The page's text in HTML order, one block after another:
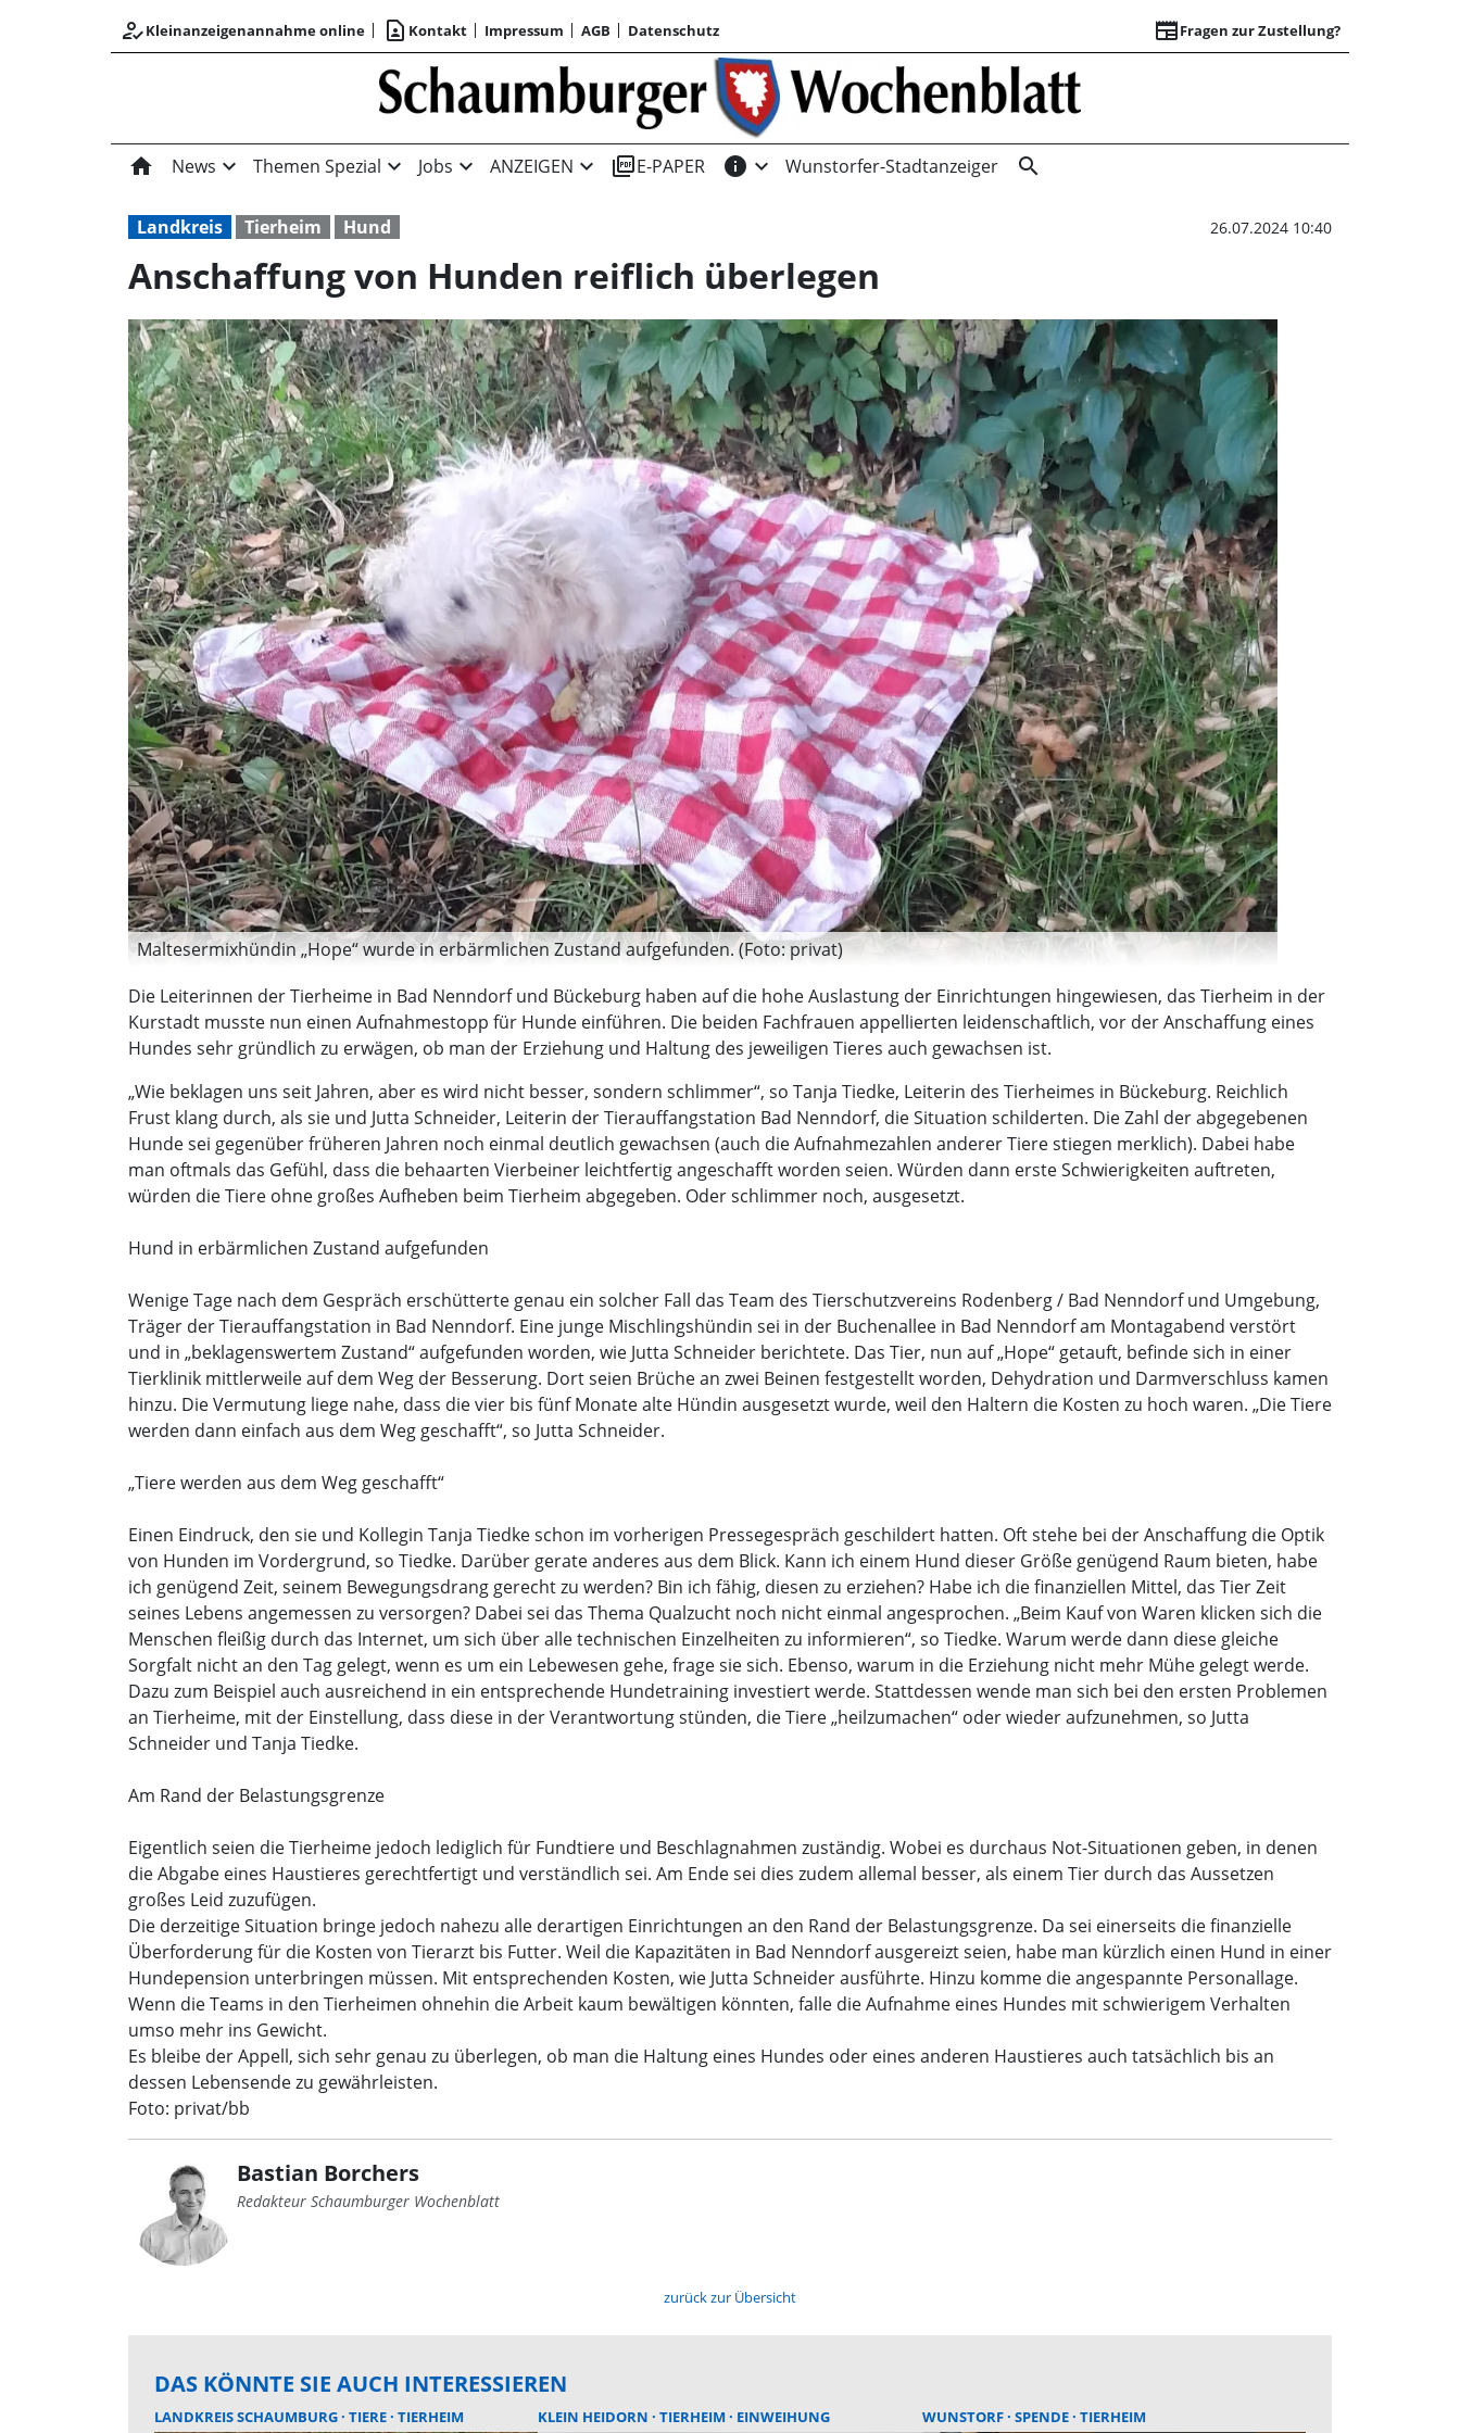
how_to_regKleinanzeigenannahme online contact_page Kontakt Impressum AGB Datenschutz newspaperFragen zur Zustellung?
Anschaffung von
home News expand_more Themen Spezial expand_more Jobs expand_more ANZEIGEN expand_more picture_as_pdfE-PAPER info expand_more Wunstorfer-Stadtanzeiger search
Landkreis Tierheim Hund 26.07.2024 10:40
Anschaffung von Hunden reiflich überlegen
Maltesermixhündin „Hope“ wurde in erbärmlichen Zustand aufgefunden. (Foto: privat)
Die Leiterinnen der Tierheime in Bad Nenndorf und Bückeburg haben auf die hohe Auslastung der Einrichtungen hingewiesen, das Tierheim in der
Kurstadt musste nun einen Aufnahmestopp für Hunde einführen. Die beiden Fachfrauen appellierten leidenschaftlich, vor der Anschaffung eines
Hundes sehr gründlich zu erwägen, ob man der Erziehung und Haltung des jeweiligen Tieres auch gewachsen ist.
„Wie beklagen uns seit Jahren, aber es wird nicht besser, sondern schlimmer“, so Tanja Tiedke, Leiterin des Tierheimes in Bückeburg. Reichlich
Frust klang durch, als sie und Jutta Schneider, Leiterin der Tierauffangstation Bad Nenndorf, die Situation schilderten. Die Zahl der abgegebenen
Hunde sei gegenüber früheren Jahren noch einmal deutlich gewachsen (auch die Aufnahmezahlen anderer Tiere stiegen merklich). Dabei habe
man oftmals das Gefühl, dass die behaarten Vierbeiner leichtfertig angeschafft worden seien. Würden dann erste Schwierigkeiten auftreten,
würden die Tiere ohne großes Aufheben beim Tierheim abgegeben. Oder schlimmer noch, ausgesetzt.
Hund in erbärmlichen Zustand aufgefunden
Wenige Tage nach dem Gespräch erschütterte genau ein solcher Fall das Team des Tierschutzvereins Rodenberg / Bad Nenndorf und Umgebung,
Träger der Tierauffangstation in Bad Nenndorf. Eine junge Mischlingshündin sei in der Buchenallee in Bad Nenndorf am Montagabend verstört
und in „beklagenswertem Zustand“ aufgefunden worden, wie Jutta Schneider berichtete. Das Tier, nun auf „Hope“ getauft, befinde sich in einer
Tierklinik mittlerweile auf dem Weg der Besserung. Dort seien Brüche an zwei Beinen festgestellt worden, Dehydration und Darmverschluss kamen
hinzu. Die Vermutung liege nahe, dass die vier bis fünf Monate alte Hündin ausgesetzt wurde, weil den Haltern die Kosten zu hoch waren. „Die Tiere
werden dann einfach aus dem Weg geschafft“, so Jutta Schneider.
„Tiere werden aus dem Weg geschafft“
Einen Eindruck, den sie und Kollegin Tanja Tiedke schon im vorherigen Pressegespräch geschildert hatten. Oft stehe bei der Anschaffung die Optik
von Hunden im Vordergrund, so Tiedke. Darüber gerate anderes aus dem Blick. Kann ich einem Hund dieser Größe genügend Raum bieten, habe
ich genügend Zeit, seinem Bewegungsdrang gerecht zu werden? Bin ich fähig, diesen zu erziehen? Habe ich die finanziellen Mittel, das Tier Zeit
seines Lebens angemessen zu versorgen? Dabei sei das Thema Qualzucht noch nicht einmal angesprochen. „Beim Kauf von Waren klicken sich die
Menschen fleißig durch das Internet, um sich über alle technischen Einzelheiten zu informieren“, so Tiedke. Warum werde dann diese gleiche
Sorgfalt nicht an den Tag gelegt, wenn es um ein Lebewesen gehe, frage sie sich. Ebenso, warum in die Erziehung nicht mehr Mühe gelegt werde.
Dazu zum Beispiel auch ausreichend in ein entsprechende Hundetraining investiert werde. Stattdessen wende man sich bei den ersten Problemen
an Tierheime, mit der Einstellung, dass diese in der Verantwortung stünden, die Tiere „heilzumachen“ oder wieder aufzunehmen, so Jutta
Schneider und Tanja Tiedke.
Am Rand der Belastungsgrenze
Eigentlich seien die Tierheime jedoch lediglich für Fundtiere und Beschlagnahmen zuständig. Wobei es durchaus Not-Situationen geben, in denen
die Abgabe eines Haustieres gerechtfertigt und verständlich sei. Am Ende sei dies zudem allemal besser, als einem Tier durch das Aussetzen
großes Leid zuzufügen.
Die derzeitige Situation bringe jedoch nahezu alle derartigen Einrichtungen an den Rand der Belastungsgrenze. Da sei einerseits die finanzielle
Überforderung für die Kosten von Tierarzt bis Futter. Weil die Kapazitäten in Bad Nenndorf ausgereizt seien, habe man kürzlich einen Hund in einer
Hundepension unterbringen müssen. Mit entsprechenden Kosten, wie Jutta Schneider ausführte. Hinzu komme die angespannte Personallage.
Wenn die Teams in den Tierheimen ohnehin die Arbeit kaum bewältigen könnten, falle die Aufnahme eines Hundes mit schwierigem Verhalten
umso mehr ins Gewicht.
Es bleibe der Appell, sich sehr genau zu überlegen, ob man die Haltung eines Hundes oder eines anderen Haustieres auch tatsächlich bis an
dessen Lebensende zu gewährleisten.
Foto: privat/bb
Bastian Borchers
Redakteur Schaumburger Wochenblatt
zurück zur Übersicht
DAS KÖNNTE SIE AUCH INTERESSIEREN
LANDKREIS SCHAUMBURG TIERE TIERHEIM KLEIN HEIDORN TIERHEIM EINWEIHUNG WUNSTORF SPENDE TIERHEIM